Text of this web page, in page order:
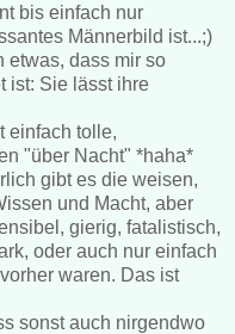
bis einfach nur
Männerbild ist...;)
etwas, dass mir so
ist: Sie lässt ihre
einfach tolle,
"über Nacht" *haha*
gibt es die weisen,
und Macht, aber
gierig, fatalistisch,
oder auch nur einfach
waren. Das ist
sonst auch nirgendwo